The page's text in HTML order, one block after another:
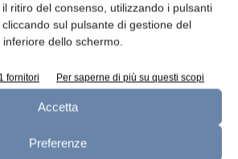
ritiro del consenso, utilizzando i pulsanti
sul pulsante di gestione del
dello schermo.
fornitori Per saperne di più su questi scopi
Accetta
Preferenze
Articolo successivo
Tecniche di riduzione